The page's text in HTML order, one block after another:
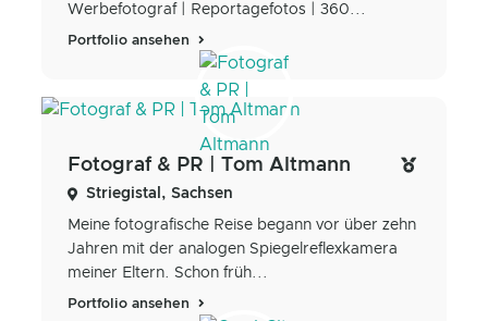
Werbefotograf | Reportagefotos | 360...
Portfolio ansehen
Fotograf & PR | Tom Altmann
Striegistal, Sachsen
Meine fotografische Reise begann vor über zehn
Jahren mit der analogen Spiegelreflexkamera
meiner Eltern. Schon früh...
Portfolio ansehen